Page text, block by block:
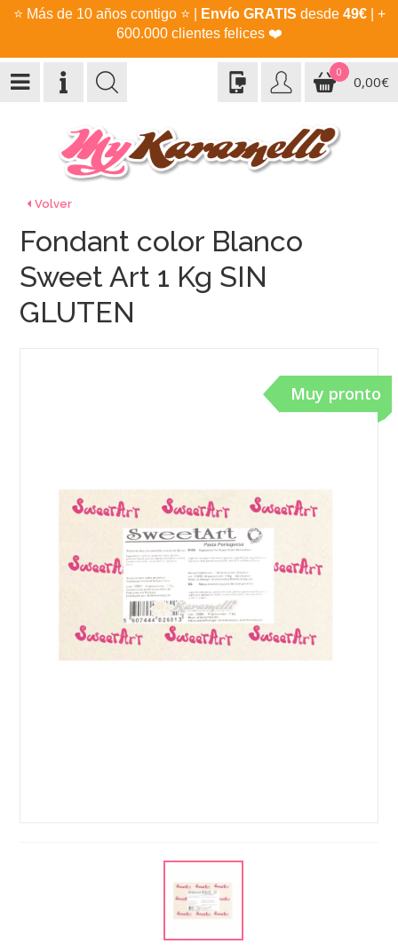
⭐ Más de 10 años contigo ⭐ Envío GRATIS desde 49€| +
600.000 clientes felices ❤️
0
0,00€
Volver
Muy pronto
Fondant color Blanco
Sweet Art 1 Kg SIN
GLUTEN